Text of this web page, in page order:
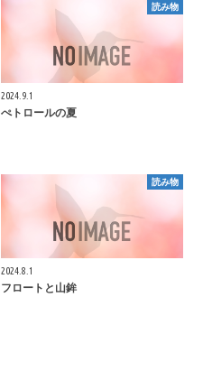
読み物
2024.9.1
ぺトロールの夏
読み物
2024.8.1
フロートと山鉾